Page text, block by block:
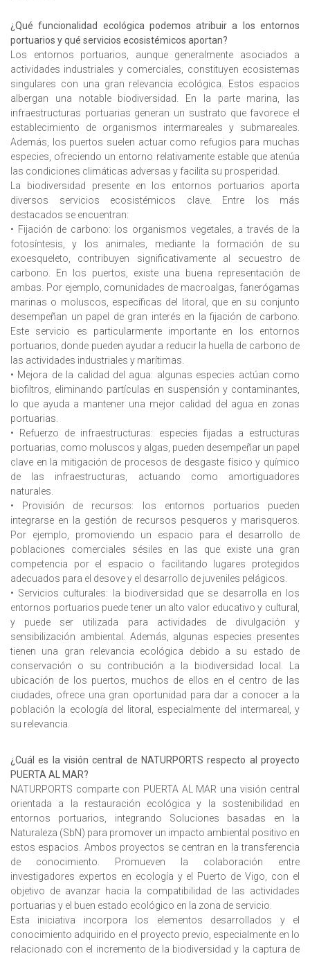
¿Qué funcionalidad ecológica podemos atribuir a los entornos
portuarios y qué servicios ecosistémicos aportan?
Los entornos portuarios, aunque generalmente asociados a
actividades industriales y comerciales, constituyen ecosistemas
singulares con una gran relevancia ecológica. Estos espacios
albergan una notable biodiversidad. En la parte marina, las
infraestructuras portuarias generan un sustrato que favorece el
establecimiento de organismos intermareales y submareales.
Además, los puertos suelen actuar como refugios para muchas
especies, ofreciendo un entorno relativamente estable que atenúa
las condiciones climáticas adversas y facilita su prosperidad.
La biodiversidad presente en los entornos portuarios aporta
diversos servicios ecosistémicos clave. Entre los más
destacados se encuentran:
• Fijación de carbono: los organismos vegetales, a través de la
fotosíntesis, y los animales, mediante la formación de su
exoesqueleto, contribuyen significativamente al secuestro de
carbono. En los puertos, existe una buena representación de
ambas. Por ejemplo, comunidades de macroalgas, fanerógamas
marinas o moluscos, específicas del litoral, que en su conjunto
desempeñan un papel de gran interés en la fijación de carbono.
Este servicio es particularmente importante en los entornos
portuarios, donde pueden ayudar a reducir la huella de carbono de
las actividades industriales y marítimas.
• Mejora de la calidad del agua: algunas especies actúan como
biofiltros, eliminando partículas en suspensión y contaminantes,
lo que ayuda a mantener una mejor calidad del agua en zonas
portuarias.
• Refuerzo de infraestructuras: especies fijadas a estructuras
portuarias, como moluscos y algas, pueden desempeñar un papel
clave en la mitigación de procesos de desgaste físico y químico
de las infraestructuras, actuando como amortiguadores
naturales.
• Provisión de recursos: los entornos portuarios pueden
integrarse en la gestión de recursos pesqueros y marisqueros.
Por ejemplo, promoviendo un espacio para el desarrollo de
poblaciones comerciales sésiles en las que existe una gran
competencia por el espacio o facilitando lugares protegidos
adecuados para el desove y el desarrollo de juveniles pelágicos.
• Servicios culturales: la biodiversidad que se desarrolla en los
entornos portuarios puede tener un alto valor educativo y cultural,
y puede ser utilizada para actividades de divulgación y
sensibilización ambiental. Además, algunas especies presentes
tienen una gran relevancia ecológica debido a su estado de
conservación o su contribución a la biodiversidad local. La
ubicación de los puertos, muchos de ellos en el centro de las
ciudades, ofrece una gran oportunidad para dar a conocer a la
población la ecología del litoral, especialmente del intermareal, y
su relevancia.
¿Cuál es la visión central de NATURPORTS respecto al proyecto
PUERTA AL MAR?
NATURPORTS comparte con PUERTA AL MAR una visión central
orientada a la restauración ecológica y la sostenibilidad en
entornos portuarios, integrando Soluciones basadas en la
Naturaleza (SbN) para promover un impacto ambiental positivo en
estos espacios. Ambos proyectos se centran en la transferencia
de conocimiento. Promueven la colaboración entre
investigadores expertos en ecología y el Puerto de Vigo, con el
objetivo de avanzar hacia la compatibilidad de las actividades
portuarias y el buen estado ecológico en la zona de servicio.
Esta iniciativa incorpora los elementos desarrollados y el
conocimiento adquirido en el proyecto previo, especialmente en lo
relacionado con el incremento de la biodiversidad y la captura de